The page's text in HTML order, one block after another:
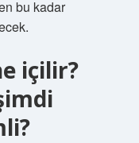
bu kadar
içilir?